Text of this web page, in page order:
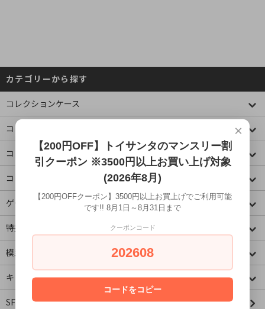
カテゴリーから探す
コレクションケース
コミック・アニメ(ジャンプ)
コミック・アニメ(その他)
コミック・アニメ(ラノベ系)
ゲームキャラクター
特撮・ヒーロー
模型・ミニチュア
キャラクター
SF・映画・アメコミ
×
【200円OFF】トイサンタのマンスリー割
引クーポン ※3500円以上お買い上げ対象
(2026年8月)
【200円OFFクーポン】3500円以上お買上げでご利用可能
です!! 8月1日～8月31日まで
クーポンコード
202608
コードをコピー